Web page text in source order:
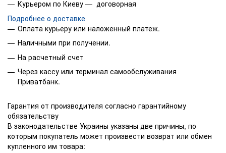
Курьером по Киеву — договорная
Подробнее о доставке
Оплата курьеру или наложенный платеж.
Наличными при получении.
На расчетный счет
Через кассу или терминал самообслуживания
Приватбанк.
Гарантия от производителя согласно гарантийному
обязательству
В законодательстве Украины указаны две причины, по
которым покупатель может произвести возврат или обмен
купленного им товара: